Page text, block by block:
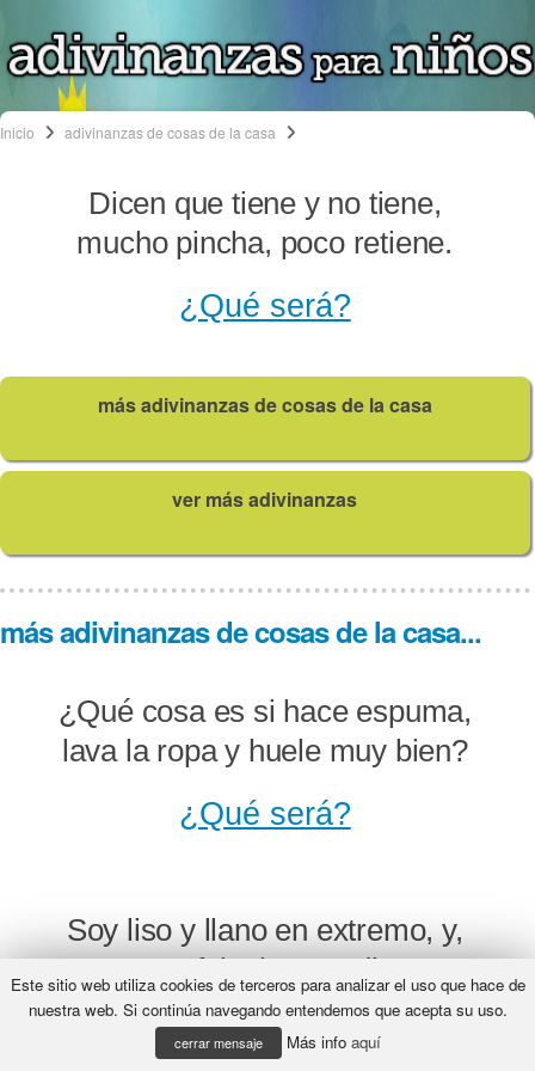
Inicio adivinanzas de cosas de la casa
Dicen que tiene y no tiene,
mucho pincha, poco retiene.
¿Qué será?
más adivinanzas de cosas de la casa
ver más adivinanzas
más adivinanzas de cosas de la casa...
¿Qué cosa es si hace espuma,
lava la ropa y huele muy bien?
¿Qué será?
Soy liso y llano en extremo, y,
aunque me falta la voz, digo en su
cara a cualquiera la más leve
imperfección; contesto al que me
Este sitio web utiliza cookies de terceros para analizar el uso que hace de
nuestra web. Si continúa navegando entendemos que acepta su uso.
cerrar mensaje Más info aquí